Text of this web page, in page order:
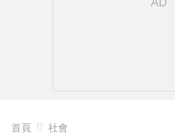
首頁 社會